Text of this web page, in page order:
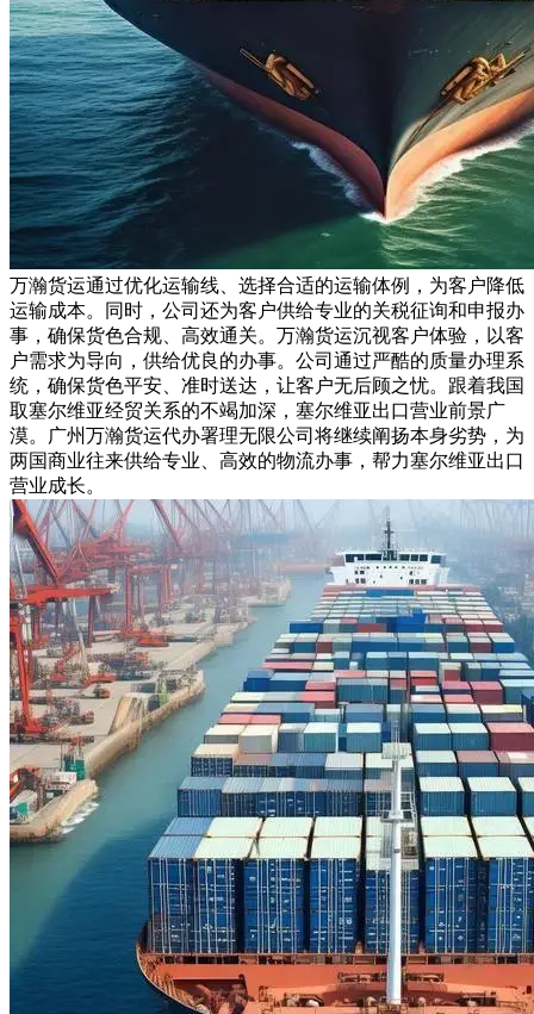
万瀚货运通过优化运输线、选择合适的运输体例，为客户降低
运输成本。同时，公司还为客户供给专业的关税征询和申报办
事，确保货色合规、高效通关。万瀚货运沉视客户体验，以客
户需求为导向，供给优良的办事。公司通过严酷的质量办理系
统，确保货色平安、准时送达，让客户无后顾之忧。跟着我国
取塞尔维亚经贸关系的不竭加深，塞尔维亚出口营业前景广
漠。广州万瀚货运代办署理无限公司将继续阐扬本身劣势，为
两国商业往来供给专业、高效的物流办事，帮力塞尔维亚出口
营业成长。